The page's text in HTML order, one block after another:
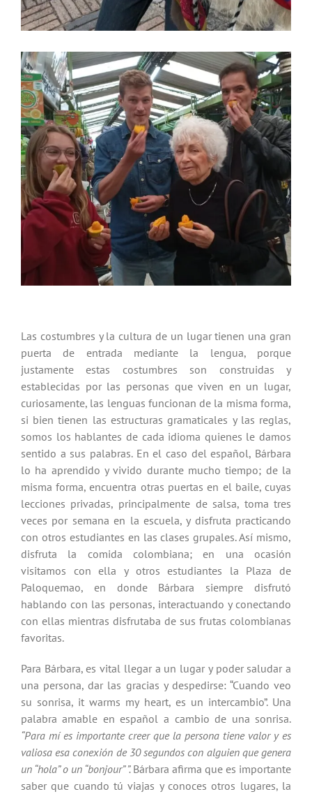
Las costumbres y la cultura de un lugar tienen una gran
puerta de entrada mediante la lengua, porque
justamente estas costumbres son construidas y
establecidas por las personas que viven en un lugar,
curiosamente, las lenguas funcionan de la misma forma,
si bien tienen las estructuras gramaticales y las reglas,
somos los hablantes de cada idioma quienes le damos
sentido a sus palabras. En el caso del español, Bárbara
lo ha aprendido y vivido durante mucho tiempo; de la
misma forma, encuentra otras puertas en el baile, cuyas
lecciones privadas, principalmente de salsa, toma tres
veces por semana en la escuela, y disfruta practicando
con otros estudiantes en las clases grupales. Así mismo,
disfruta la comida colombiana; en una ocasión
visitamos con ella y otros estudiantes la Plaza de
Paloquemao, en donde Bárbara siempre disfrutó
hablando con las personas, interactuando y conectando
con ellas mientras disfrutaba de sus frutas colombianas
favoritas.
Para Bárbara, es vital llegar a un lugar y poder saludar a
una persona, dar las gracias y despedirse: “Cuando veo
su sonrisa, it warms my heart, es un intercambio”. Una
palabra amable en español a cambio de una sonrisa.
“Para mí es importante creer que la persona tiene valor y es
valiosa esa conexión de 30 segundos con alguien que genera
un “hola” o un “bonjour” ”. Bárbara afirma que es importante
saber que cuando tú viajas y conoces otros lugares, la